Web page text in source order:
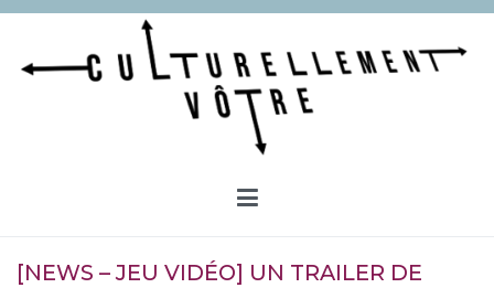
Aller
contenu
[NEWS – JEU VIDÉO] UN TRAILER DE